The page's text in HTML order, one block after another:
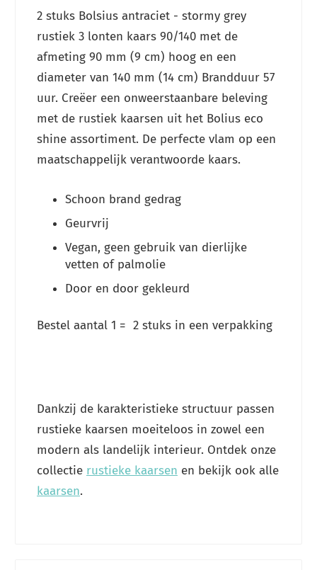
2 stuks Bolsius antraciet - stormy grey
rustiek 3 lonten kaars 90/140 met de
afmeting 90 mm (9 cm) hoog en een
diameter van 140 mm (14 cm) Brandduur 57
uur. Creëer een onweerstaanbare beleving
met de rustiek kaarsen uit het Bolius eco
shine assortiment. De perfecte vlam op een
maatschappelijk verantwoorde kaars.
Schoon brand gedrag
Geurvrij
Vegan, geen gebruik van dierlijke
vetten of palmolie
Door en door gekleurd
Bestel aantal 1 = 2 stuks in een verpakking
Dankzij de karakteristieke structuur passen
rustieke kaarsen moeiteloos in zowel een
modern als landelijk interieur. Ontdek onze
collectie rustieke kaarsen en bekijk ook alle
kaarsen.